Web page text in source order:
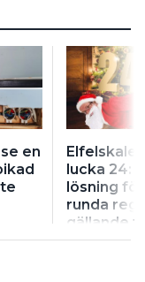
en
lucka 24:
lösning
runda
gällande